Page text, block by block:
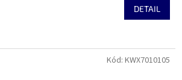
DETAIL
Kód: KWX7010105